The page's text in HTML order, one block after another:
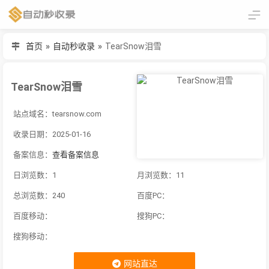
首页 » 自动秒收录 » TearSnow泪雪
TearSnow泪雪
站点域名：tearsnow.com
收录日期：2025-01-16
备案信息： 查看备案信息
日浏览数：1 月浏览数：11
总浏览数：240 百度PC：
百度移动： 搜狗PC：
搜狗移动：
网站直达